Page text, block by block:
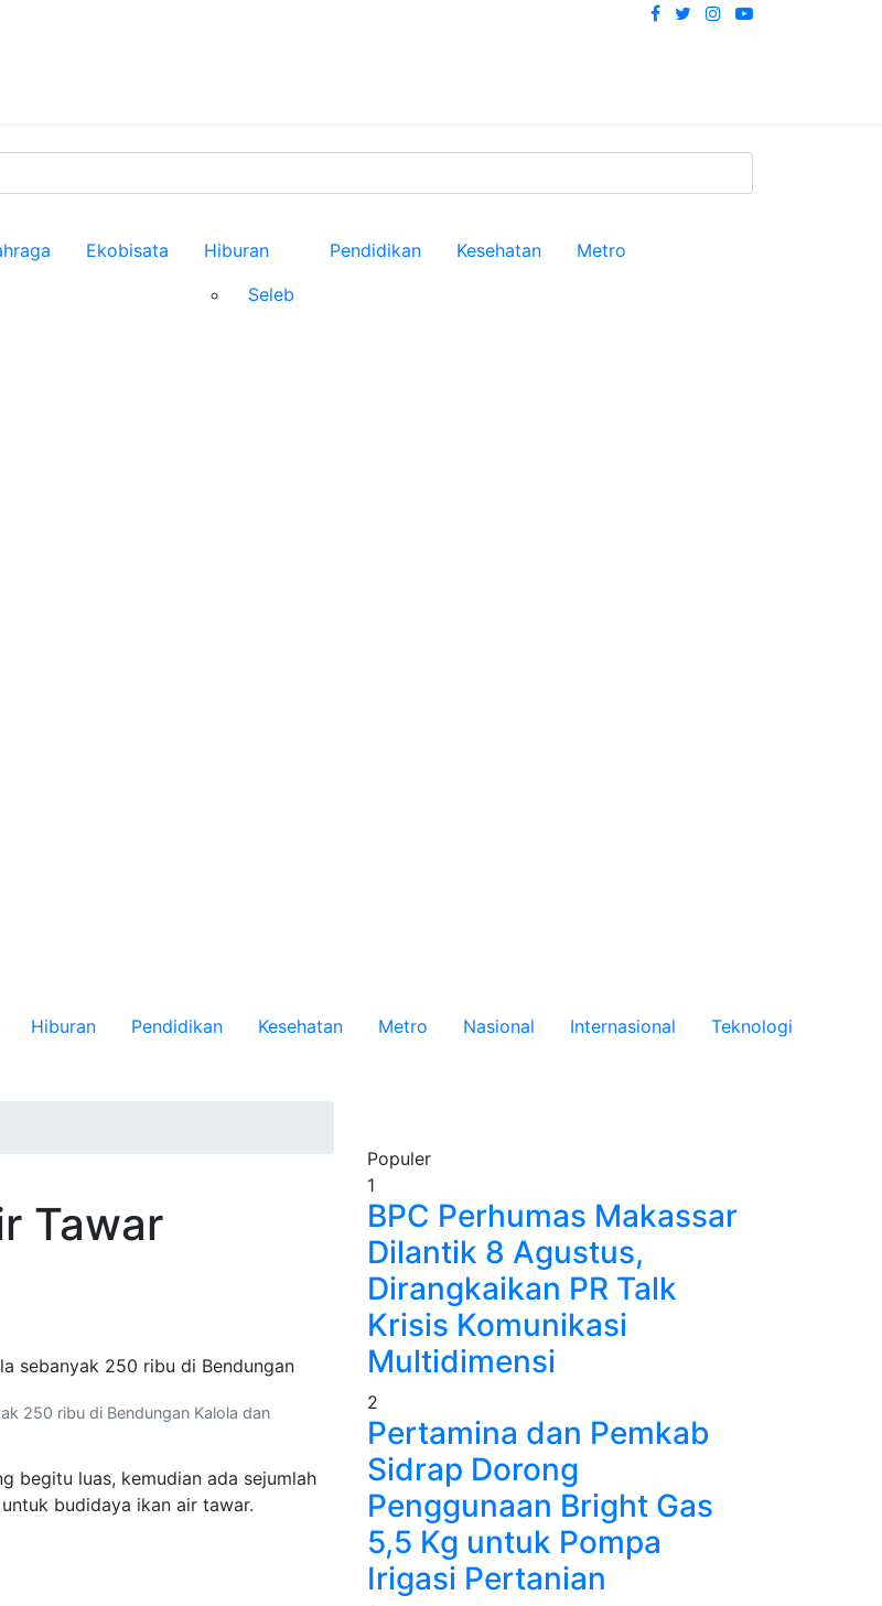
Ekobisata
Hiburan
Seleb
Pendidikan Kesehatan Metro
Hiburan Pendidikan Kesehatan Metro Nasional Internasional
Teknologi
Tawar
250 ribu di Bendungan Kalola dan
begitu luas, kemudian ada sejumlah
budidaya ikan air tawar.
Populer
1
BPC Perhumas Makassar
Dilantik 8 Agustus,
Dirangkaikan PR Talk
Krisis Komunikasi
Multidimensi
2
Pertamina dan Pemkab
Sidrap Dorong
Penggunaan Bright Gas
5,5 Kg untuk Pompa
Irigasi Pertanian